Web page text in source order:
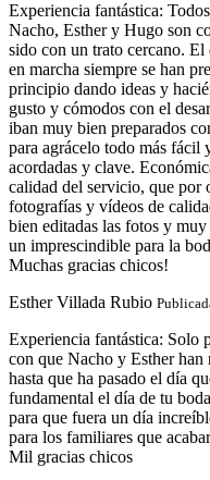
Experiencia fantástica:
Nacho, Esther y Hugo son
sido con un trato cercano.
en marcha siempre se han
principio dando ideas y
gusto y cómodos con el
iban muy bien preparados
para agrácelo todo más fácil
acordadas y clave.
calidad del servicio, que por
fotografías y vídeos de
bien editadas las fotos y
un imprescindible para la
Muchas gracias chicos!
Esther Villada Rubio
Experiencia fantástica: Solo
con que Nacho y Esther
hasta que ha pasado el día
fundamental el día de tu
para que fuera un día
para los familiares que
Mil gracias chicos